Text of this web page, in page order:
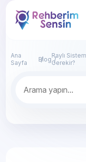
Ana
Sayfa
BlogRaylı
Gerekir?